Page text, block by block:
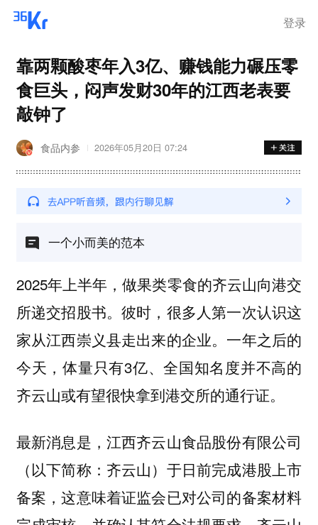
登录
靠两颗酸枣年入3亿、赚钱能力碾压零
食巨头，闷声发财30年的江西老表要
敲钟了
食品内参 2026年05月20日 07:24
一个小而美的范本
2025年上半年，做果类零食的齐云山向港交
所递交招股书。彼时，很多人第一次认识这
家从江西崇义县走出来的企业。一年之后的
今天，体量只有3亿、全国知名度并不高的
齐云山或有望很快拿到港交所的通行证。
最新消息是，江西齐云山食品股份有限公司
（以下简称：齐云山）于日前完成港股上市
备案，这意味着证监会已对公司的备案材料